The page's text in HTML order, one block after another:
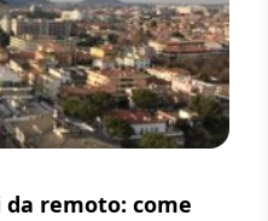
remoto: come